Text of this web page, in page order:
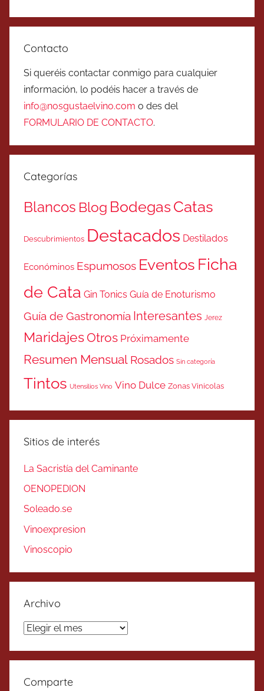
Contacto
Si queréis contactar conmigo para cualquier
información, lo podéis hacer a través de
info@nosgustaelvino.com o des del
FORMULARIO DE CONTACTO.
Categorías
Blancos Blog BodegasCatas
Descubrimientos Destacados Destilados
Económinos Espumosos Eventos Ficha
de Cata Gin Tonics Guía de Enoturismo
Guía de Gastronomía Interesantes Jerez
MaridajesOtros Próximamente
Resumen Mensual Rosados Sin categoría
Tintos Utensilios Vino Vino Dulce Zonas Vinicolas
Sitios de interés
La Sacristía del Caminante
OENOPEDION
Soleado.se
Vinoexpresion
Vinoscopio
Archivo
Archivo
Comparte